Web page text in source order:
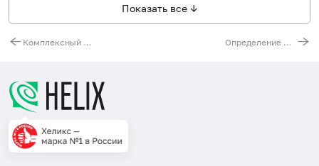
Показать все ↓
Комплексный анализ на наличие тяжелых металлов и микроэлементов (23 показателя) Определение фракции трансферрина (CDT) (диагностика злоупотребления алкоголем)